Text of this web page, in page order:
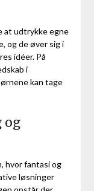
at udtrykke egne
og de øver sig i
idéer. På
i
kan tage
og
hvor fantasi og
løsninger